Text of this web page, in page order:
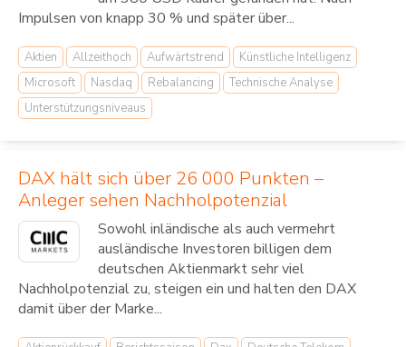
Impulsen von knapp 30 % und später über...
Aktien Allzeithoch Aufwärtstrend
Künstliche Intelligenz
Microsoft
Nasdaq Rebalancing
Technische Analyse
Unterstützungsniveaus
DAX hält sich über 26 000 Punkten –
Anleger sehen Nachholpotenzial
Sowohl inländische als auch vermehrt
ausländische Investoren billigen dem
deutschen Aktienmarkt sehr viel
Nachholpotenzial zu, steigen ein und halten den DAX
damit über der Marke...